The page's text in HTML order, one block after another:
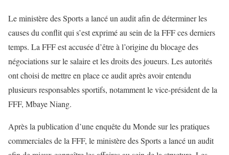
Le ministère des Sports a lancé un audit afin de déterminer les
causes du conflit qui s’est exprimé au sein de la FFF ces derniers
temps. La FFF est accusée d’être à l’origine du blocage des
négociations sur le salaire et les droits des joueurs. Les autorités
ont choisi de mettre en place ce audit après avoir entendu
plusieurs responsables sportifs, notamment le vice-président de la
FFF, Mbaye Niang.
Après la publication d’une enquête du Monde sur les pratiques
commerciales de la FFF, le ministère des Sports a lancé un audit